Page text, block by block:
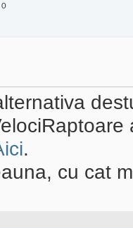
0
.
cu cat